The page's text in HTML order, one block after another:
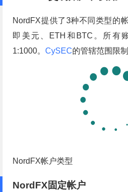
NordFX提供了3种不同类型的
即美元、ETH和BTC。所有
1:1000。CySEC的管辖范围限
NordFX帐户类型
NordFX固定帐户